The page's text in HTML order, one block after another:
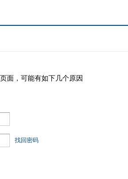
面，可能有如下几个原因
找回密码